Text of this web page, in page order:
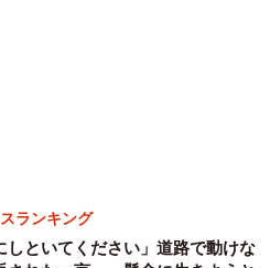
聞いた「行列への割り込み」
きっかけでした。